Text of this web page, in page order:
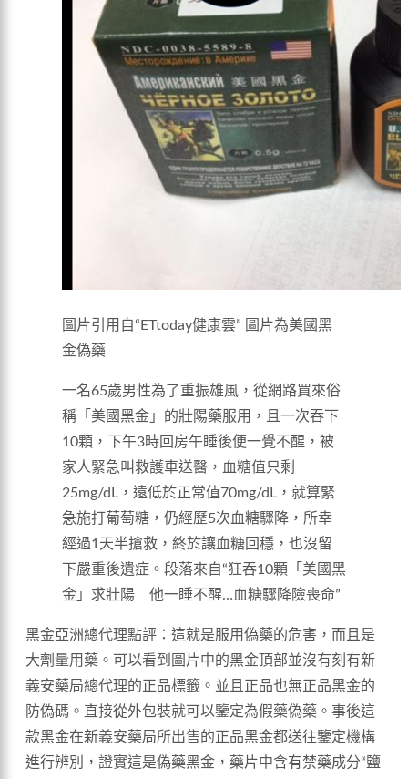
圖片引用自“ETtoday健康雲” 圖片為美國黑
金偽藥
一名65歲男性為了重振雄風，從網路買來俗
稱「美國黑金」的壯陽藥服用，且一次吞下
10顆，下午3時回房午睡後便一覺不醒，被
家人緊急叫救護車送醫，血糖值只剩
25mg/dL，遠低於正常值70mg/dL，就算緊
急施打葡萄糖，仍經歷5次血糖驟降，所幸
經過1天半搶救，終於讓血糖回穩，也沒留
下嚴重後遺症。段落來自“狂吞10顆「美國黑
金」求壯陽 他一睡不醒…血糖驟降險喪命”
黑金亞洲總代理點評：這就是服用偽藥的危害，而且是
大劑量用藥。可以看到圖片中的黑金頂部並沒有刻有新
義安藥局總代理的正品標籤。並且正品也無正品黑金的
防偽碼。直接從外包裝就可以鑒定為假藥偽藥。事後這
款黑金在新義安藥局所出售的正品黑金都送往鑒定機構
進行辨別，證實這是偽藥黑金，藥片中含有禁藥成分“鹽